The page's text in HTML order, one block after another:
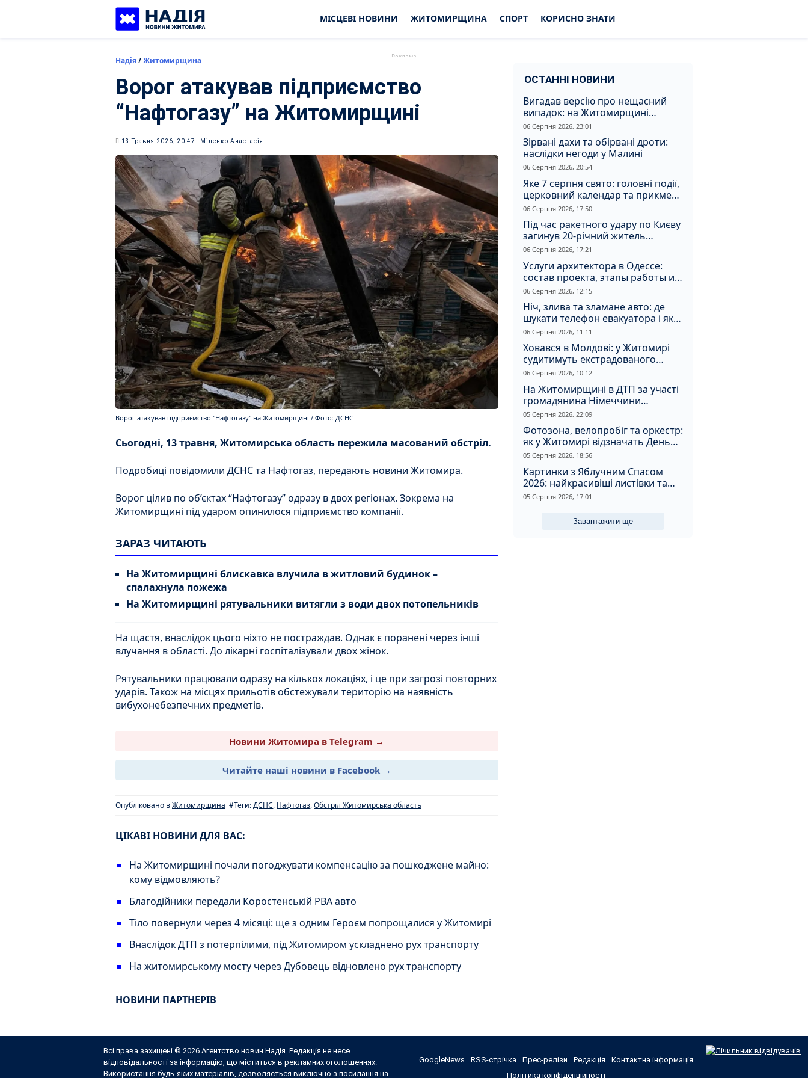
МІСЦЕВІ НОВИНИ ЖИТОМИРЩИНА СПОРТ КОРИСНО ЗНАТИ
Надія/Житомирщина
Ворог атакував підприємство
“Нафтогазу” на Житомирщині
13 Травня 2026, 20:47 Міленко Анастасія
Ворог атакував підприємство "Нафтогазу" на Житомирщині / Фото: ДСНС
Сьогодні, 13 травня, Житомирська область пережила масований обстріл.
Подробиці повідомили ДСНС та Нафтогаз, передають новини Житомира.
Ворог цілив по об’єктах “Нафтогазу” одразу в двох регіонах. Зокрема на
Житомирщині під ударом опинилося підприємство компанії.
ЗАРАЗ ЧИТАЮТЬ
На Житомирщині блискавка влучила в житловий будинок –
спалахнула пожежа
На Житомирщині рятувальники витягли з води двох потопельників
На щастя, внаслідок цього ніхто не постраждав. Однак є поранені через інші
влучання в області. До лікарні госпіталізували двох жінок.
Рятувальники працювали одразу на кількох локаціях, і це при загрозі повторних
ударів. Також на місцях прильотів обстежували територію на наявність
вибухонебезпечних предметів.
Новини Житомира в Telegram →
Читайте наші новини в Facebook →
Опубліковано вЖитомирщина #Теги:ДСНС, Нафтогаз,Обстріл Житомирська область
ЦІКАВІ НОВИНИ ДЛЯ ВАС:
На Житомирщині почали погоджувати компенсацію за пошкоджене майно:
кому відмовляють?
Благодійники передали Коростенській РВА авто
Тіло повернули через 4 місяці: ще з одним Героєм попрощалися у Житомирі
Внаслідок ДТП з потерпілими, під Житомиром ускладнено рух транспорту
На житомирському мосту через Дубовець відновлено рух транспорту
НОВИНИ ПАРТНЕРІВ
ОСТАННІ НОВИНИ
Вигадав версію про нещасний
випадок: на Житомирщині
судитимуть чоловіка за вбивство
співмешканки
06 Серпня 2026, 23:01
Зірвані дахи та обірвані дроти:
наслідки негоди у Малині
06 Серпня 2026, 20:54
Яке 7 серпня свято: головні події,
церковний календар та прикмети
дня
06 Серпня 2026, 17:50
Під час ракетного удару по Києву
загинув 20-річний житель
Житомирщини
06 Серпня 2026, 17:21
Услуги архитектора в Одессе:
состав проекта, этапы работы и
стоимость
06 Серпня 2026, 12:15
Ніч, злива та зламане авто: де
шукати телефон евакуатора і як
не натрапити на аферистів
06 Серпня 2026, 11:11
Ховався в Молдові: у Житомирі
судитимуть екстрадованого
іноземця за сурогатний спирт і
06 Серпня 2026, 10:12
На Житомирщині в ДТП за участі
громадянина Німеччини
постраждали двоє людей
05 Серпня 2026, 22:09
Фотозона, велопробіг та оркестр:
як у Житомирі відзначать День
Прапора та День Незалежності
05 Серпня 2026, 18:56
Картинки з Яблучним Спасом
2026: найкрасивіші листівки та
щирі привітання зі святом
05 Серпня 2026, 17:01
Завантажити ще
Всі права захищені © 2026 Агентство новин Надія. Редакція не несе
відповідальності за інформацію, що міститься в рекламних оголошеннях.
Використання будь-яких матеріалів, дозволяється виключно з посилання на
GoogleNews RSS-стрічка Прес-релізи Редакція
Контактна інформація
Політика конфіденційності